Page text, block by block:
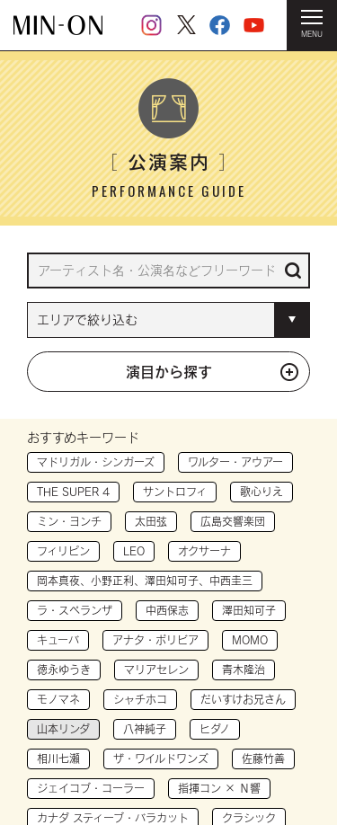
MENU
HOME ＞ 公演案内
［公演案内］
PERFORMANCE GUIDE
演目から探す
おすすめキーワード
マドリガル・シンガーズ ワルター・アウアー
THE SUPER 4 サントロフィ 歌心りえ
ミン・ヨンチ 太田弦 広島交響楽団
フィリピン LEO オクサーナ
岡本真夜、小野正利、澤田知可子、中西圭三
ラ・スペランザ 中西保志 澤田知可子
キューバ アナタ・ボリビア MOMO
徳永ゆうき マリアセレン 青木隆治
モノマネ シャチホコ だいすけお兄さん
山本リンダ 八神純子 ヒダノ
相川七瀬 ザ・ワイルドワンズ 佐藤竹善
ジェイコブ・コーラー 指揮コン × Ｎ響
カナダ スティーブ・バラカット クラシック